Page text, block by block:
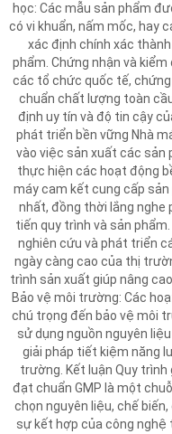
học: Các mẫu sản phẩm
có vi khuẩn, nấm mốc, hay
xác định chính xác
phẩm. Chứng nhận và
các tổ chức quốc tế,
chuẩn chất lượng toàn
định uy tín và độ tin cậy
phát triển bền vững Nhà
vào việc sản xuất các sản
thực hiện các hoạt động
máy cam kết cung cấp
nhất, đồng thời lắng nghe
tiến quy trình và sản
nghiên cứu và phát triển
ngày càng cao của thị
trình sản xuất giúp nâng
Bảo vệ môi trường: Các
chú trọng đến bảo vệ môi
sử dụng nguồn nguyên
giải pháp tiết kiệm năng
trường. Kết luận Quy
đạt chuẩn GMP là một
chọn nguyên liệu, chế
sự kết hợp của công